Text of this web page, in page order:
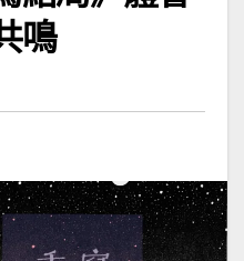
鳴